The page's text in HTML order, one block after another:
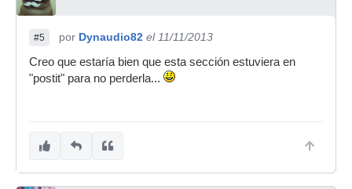
#5 por Dynaudio82 el 11/11/2013
Creo que estaría bien que esta sección estuviera en
"postit" para no perderla...